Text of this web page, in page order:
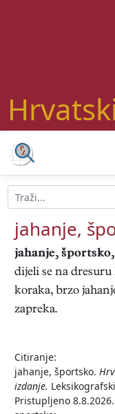
jahanje,
jahanje, športsko,
dijeli se na
koraka, brzo
zapreka.
Citiranje:
jahanje, športsko.
izdanje.
Pristupljeno